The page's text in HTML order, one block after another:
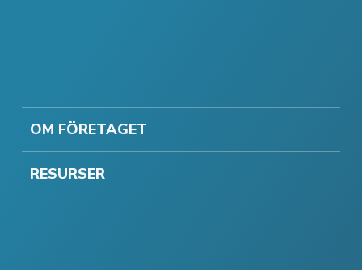
OM FÖRETAGET
RESURSER